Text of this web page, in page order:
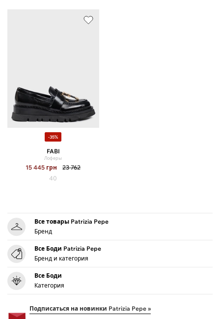
-35%
FABI
Лоферы
15 445 грн
23 762
40
Все товары Patrizia Pepe
Бренд
Все Боди Patrizia Pepe
Бренд и категория
Все Боди
Категория
Подписаться на новинки Patrizia Pepe »